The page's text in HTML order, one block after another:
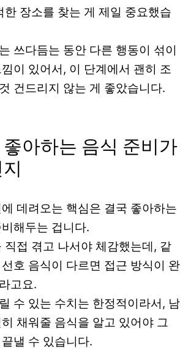
한 장소를 찾는 게 제일 중요했습
쓰다듬는 동안 다른 행동이 섞이
이 있어서, 이 단계에서 괜히 조
건드리지 않는 게 좋았습니다.
아하는 음식 준비가
데려오는 핵심은 결국 좋아하는
해두는 겁니다.
직접 겪고 나서야 체감했는데, 같
호 음식이 다르면 접근 방식이 완
고요.
수 있는 수치는 한정적이라서, 남
채워줄 음식을 알고 있어야 그
낼 수 있습니다.